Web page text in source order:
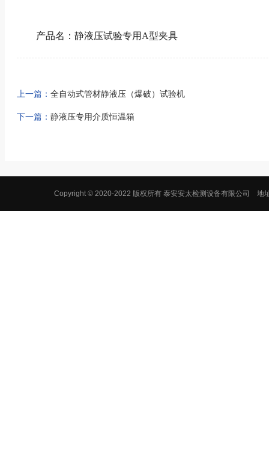
产品名：静液压试验专用A型夹具
上一篇： 全自动式管材静液压（爆破）试验机
下一篇： 静液压专用介质恒温箱
Copyright © 2020-2022 版权所有 泰安安太检测设备有限公司